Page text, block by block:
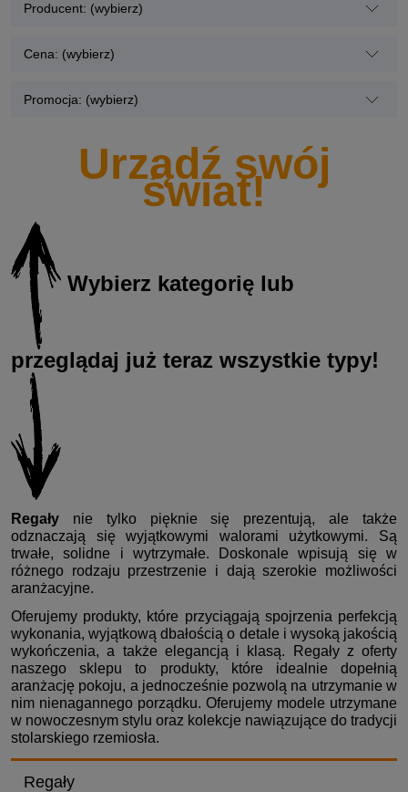
Producent: (wybierz)
Cena: (wybierz)
Promocja: (wybierz)
Urządź swój
świat!
Wybierz kategorię lub
przeglądaj już teraz wszystkie typy!
Regały nie tylko pięknie się prezentują, ale także
odznaczają się wyjątkowymi walorami użytkowymi. Są
trwałe, solidne i wytrzymałe. Doskonale wpisują się w
różnego rodzaju przestrzenie i dają szerokie możliwości
aranżacyjne.
Oferujemy produkty, które przyciągają spojrzenia perfekcją
wykonania, wyjątkową dbałością o detale i wysoką jakością
wykończenia, a także elegancją i klasą. Regały z oferty
naszego sklepu to produkty, które idealnie dopełnią
aranżację pokoju, a jednocześnie pozwolą na utrzymanie w
nim nienagannego porządku. Oferujemy modele utrzymane
w nowoczesnym stylu oraz kolekcje nawiązujące do tradycji
stolarskiego rzemiosła.
Regały